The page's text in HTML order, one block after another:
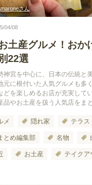
さん
04/08
土産グルメ！おか
22選
神宮を中心に、日本の伝統と
元に根付いた人気グルメも多
どを楽しめるお店が充実して
品やお土産を扱う人気店をま
メ 隠れ家 テラス
とめ編集部 名物
お土産 テイクア